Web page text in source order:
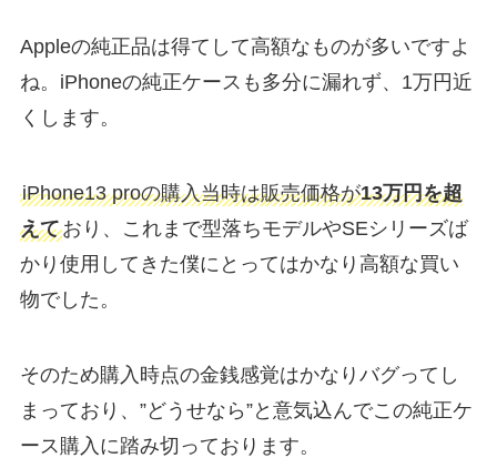
Appleの純正品は得てして高額なものが多いですよ
ね。iPhoneの純正ケースも多分に漏れず、1万円近
くします。
iPhone13 proの購入当時は販売価格が13万円を超
えており、これまで型落ちモデルやSEシリーズば
かり使用してきた僕にとってはかなり高額な買い
物でした。
そのため購入時点の金銭感覚はかなりバグってし
まっており、”どうせなら”と意気込んでこの純正ケ
ース購入に踏み切っております。